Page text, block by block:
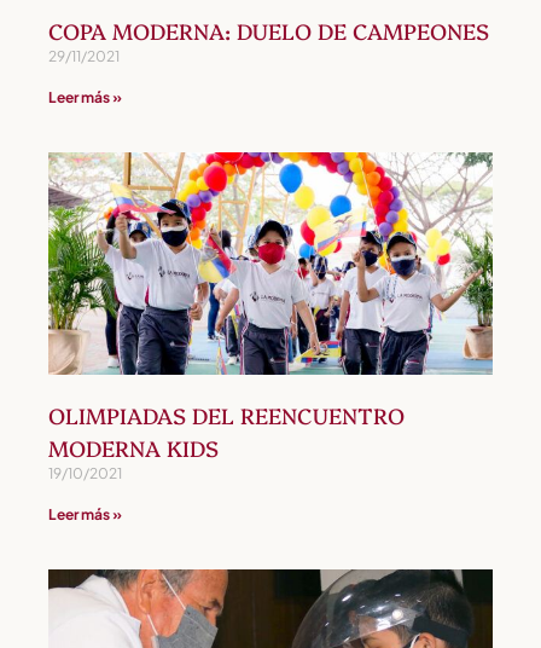
COPA MODERNA: DUELO DE CAMPEONES
29/11/2021
Leer más »
OLIMPIADAS DEL REENCUENTRO
MODERNA KIDS
19/10/2021
Leer más »